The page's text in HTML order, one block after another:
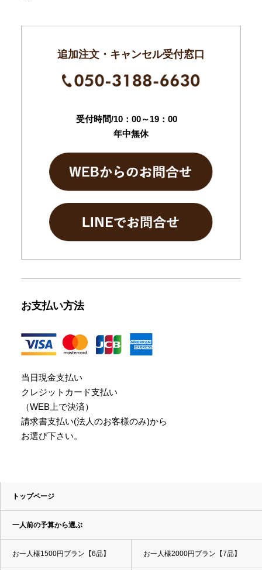
追加注文・キャンセル受付窓口
受付時間/10：00～19：00
年中無休
お支払い方法
当日現金支払い
クレジットカード支払い
（WEB上で決済）
請求書支払い(法人のお客様のみ)から
お選び下さい。
トップページ
一人前の予算から選ぶ
お一人様1500円プラン【6品】 お一人様2000円プラン【7品】